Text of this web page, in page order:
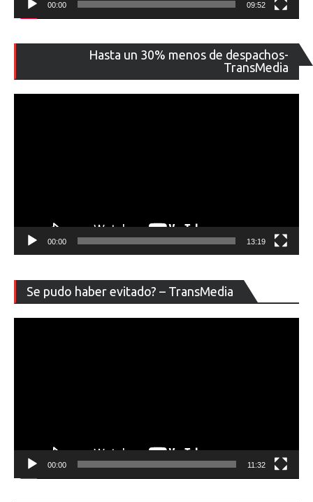
00:00 09:52
Hasta un 30% menos de despachos-
TransMedia
de
00:00 13:19
Se pudo haber evitado? – TransMedia
de
00:00 11:32